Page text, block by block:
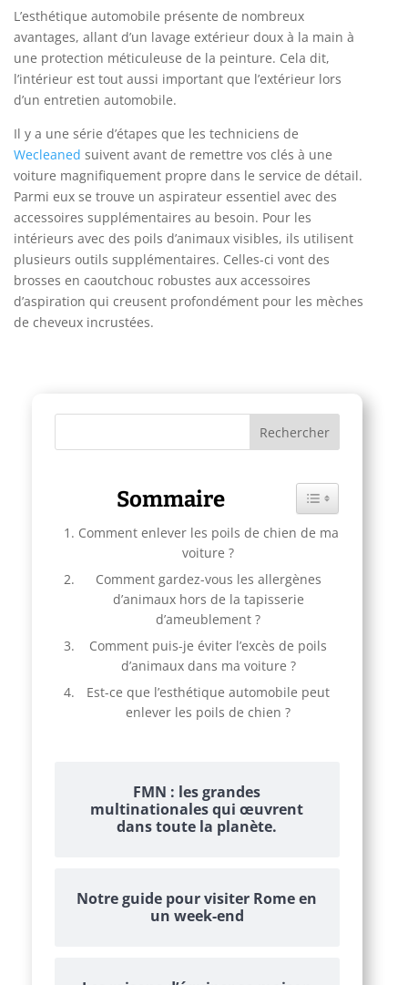
L’esthétique automobile présente de nombreux
avantages, allant d’un lavage extérieur doux à la main à
une protection méticuleuse de la peinture. Cela dit,
l’intérieur est tout aussi important que l’extérieur lors
d’un entretien automobile.
Il y a une série d’étapes que les techniciens de
Wecleaned suivent avant de remettre vos clés à une
voiture magnifiquement propre dans le service de détail.
Parmi eux se trouve un aspirateur essentiel avec des
accessoires supplémentaires au besoin. Pour les
intérieurs avec des poils d’animaux visibles, ils utilisent
plusieurs outils supplémentaires. Celles-ci vont des
brosses en caoutchouc robustes aux accessoires
d’aspiration qui creusent profondément pour les mèches
de cheveux incrustées.
Sommaire Toggle Table of
Comment enlever les poils de chien de ma
voiture ?
Comment gardez-vous les allergènes
d’animaux hors de la tapisserie
d’ameublement ?
Comment puis-je éviter l’excès de poils
d’animaux dans ma voiture ?
Est-ce que l’esthétique automobile peut
enlever les poils de chien ?
FMN : les grandes
multinationales qui œuvrent
dans toute la planète.
Notre guide pour visiter Rome en
un week-end